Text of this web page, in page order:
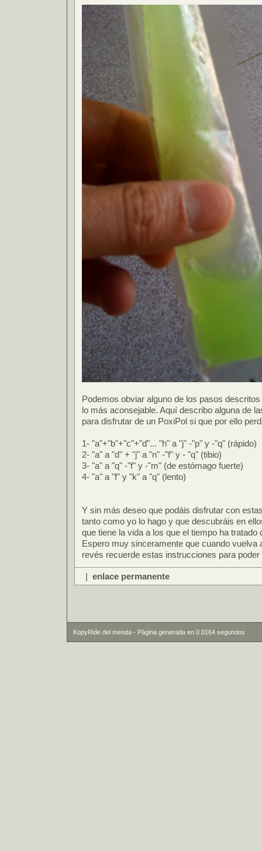
Podemos obviar alguno de los pasos
lo más aconsejable. Aquí describo alguna de
para disfrutar de un PoxiPol si que por ello
1- "a"+"b"+"c"+"d"... "h" a "j" -"p" y -"q" (rápido)
2- "a" a "d" + "j" a "n" -"f" y - "q" (tibio)
3- "a" a "q" -"f" y -"m" (de estómago fuerte)
4- "a" a "f" y "k" a "q" (lento)
Y sin más deseo que podáis disfrutar con
tanto como yo lo hago y que descubráis en
que tiene la vida a los que el tiempo ha tratado
Espero muy sinceramente que cuando vuelva
revés recuerde estas instrucciones para
| enlace permanente
KopyRide del menda - Página generada en 0.0164 segundos